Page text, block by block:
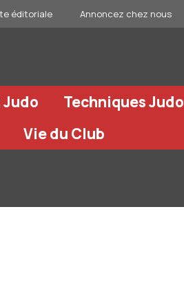
éditoriale Annoncez chez nous
Techniques Judo
Vie du Club